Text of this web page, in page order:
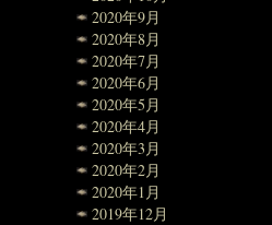
2020年9月
2020年8月
2020年7月
2020年6月
2020年5月
2020年4月
2020年3月
2020年2月
2020年1月
2019年12月